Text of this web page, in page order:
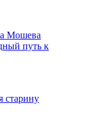
Мошева
путь к